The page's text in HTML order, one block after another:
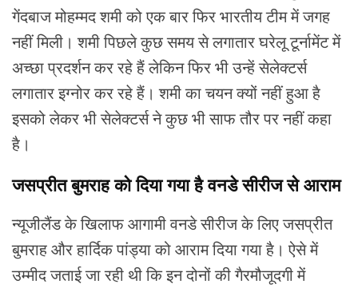
गेंदबाज मोहम्मद शमी को एक बार फिर भारतीय टीम में जगह
नहीं मिली। शमी पिछले कुछ समय से लगातार घरेलू टूर्नामेंट में
अच्छा प्रदर्शन कर रहे हैं लेकिन फिर भी उन्हें सेलेक्टर्स
लगातार इग्नोर कर रहे हैं। शमी का चयन क्यों नहीं हुआ है
इसको लेकर भी सेलेक्टर्स ने कुछ भी साफ तौर पर नहीं कहा
है।
जसप्रीत बुमराह को दिया गया है वनडे सीरीज से आराम
न्यूजीलैंड के खिलाफ आगामी वनडे सीरीज के लिए जसप्रीत
बुमराह और हार्दिक पांड्या को आराम दिया गया है। ऐसे में
उम्मीद जताई जा रही थी कि इन दोनों की गैरमौजूदगी में